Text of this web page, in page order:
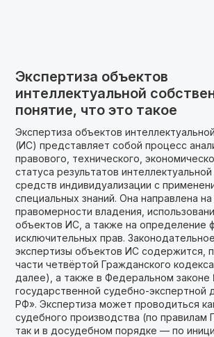
Экспертиза объектов
интеллектуальной
понятие, что это такое
Экспертиза объектов
(ИС) представляет собой процесс
правового, технического,
статуса результатов
средств индивидуализации с
специальных знаний. Она направлена
правомерности владения,
объектов ИС, а также на определение
исключительных прав.
экспертизы объектов ИС содержится,
части четвёртой Гражданского
далее), а также в Федеральном
государственной судебно-экспертной
РФ». Экспертиза может проводиться
судебного производства (по правилам
так и в досудебном порядке — по